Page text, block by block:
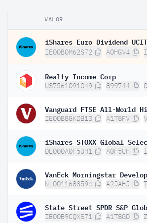
VALOR
iShares Euro Dividend
IE00B0M62S72 A0HGV4
Realty Income Corp
US7561091049 899744 O
IE00B8GKDB10 A1T8FV
DE000A0F5UH1 A0F5UH
NL0011683594 A2JAHJ
IE00B9CQXS71 A1T8GD